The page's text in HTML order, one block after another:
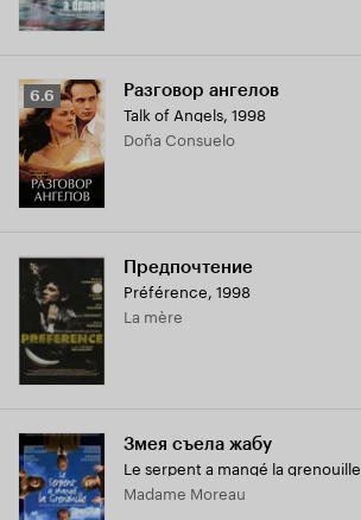
Рейтинг
Кинопоиска
6.6
6.6 Разговор ангелов
Talk of Angels, 1998
Doña Consuelo
Предпочтение
Préférence, 1998
La mère
Змея съела жабу
Le serpent a mangé la grenouille
Madame Moreau